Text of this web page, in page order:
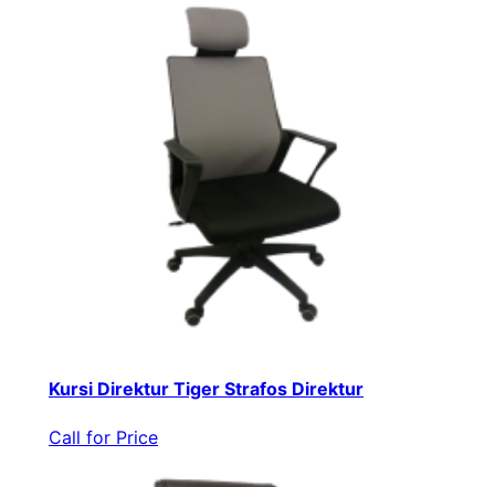
Kursi Direktur Tiger Strafos Direktur
Call for Price